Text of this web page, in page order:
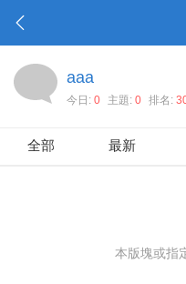
aaa
今日: 0 主題: 0 排名:
全部 最新
本版塊或指